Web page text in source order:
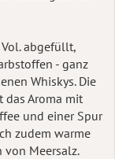
abgefüllt,
- ganz
Whiskys. Die
das Aroma mit
und einer Spur
zudem warme
von Meersalz.